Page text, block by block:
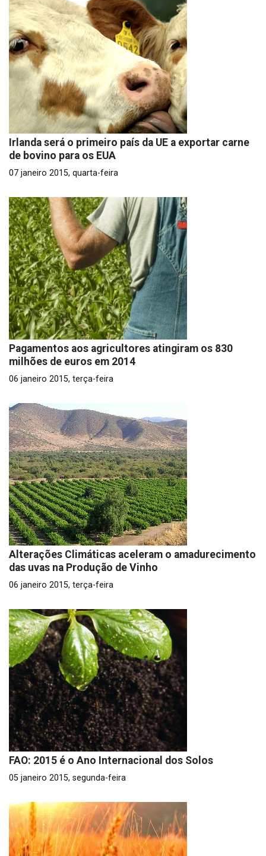
Irlanda será o primeiro país da UE a exportar carne
de bovino para os EUA
07 janeiro 2015, quarta-feira
Pagamentos aos agricultores atingiram os 830
milhões de euros em 2014
06 janeiro 2015, terça-feira
Alterações Climáticas aceleram o amadurecimento
das uvas na Produção de Vinho
06 janeiro 2015, terça-feira
FAO: 2015 é o Ano Internacional dos Solos
05 janeiro 2015, segunda-feira